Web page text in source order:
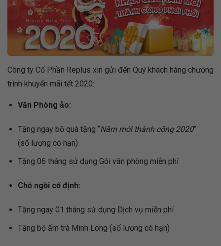
Công ty Cổ Phần Replus xin gửi đến Quý khách hàng chương
trình khuyến mãi tết 2020:
Văn Phòng ảo:
Tặng ngay bộ quà tặng “Năm mới thành công 2020”
(số lượng có hạn)
Tặng 06 tháng sử dụng Gói văn phòng miễn phí
Chỗ ngồi cố định:
Tặng ngay 01 tháng sử dụng Dịch vụ miễn phí
Tặng bộ ấm trà Minh Long (số lượng có hạn)